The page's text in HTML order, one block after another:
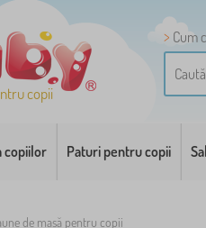
copii
Cum
copiilor Paturi pentru copii
de masă pentru copii